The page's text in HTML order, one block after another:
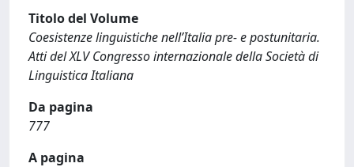
Titolo del Volume
Coesistenze linguistiche nell’Italia pre- e postunitaria.
Atti del XLV Congresso internazionale della Società di
Linguistica Italiana
Da pagina
777
A pagina